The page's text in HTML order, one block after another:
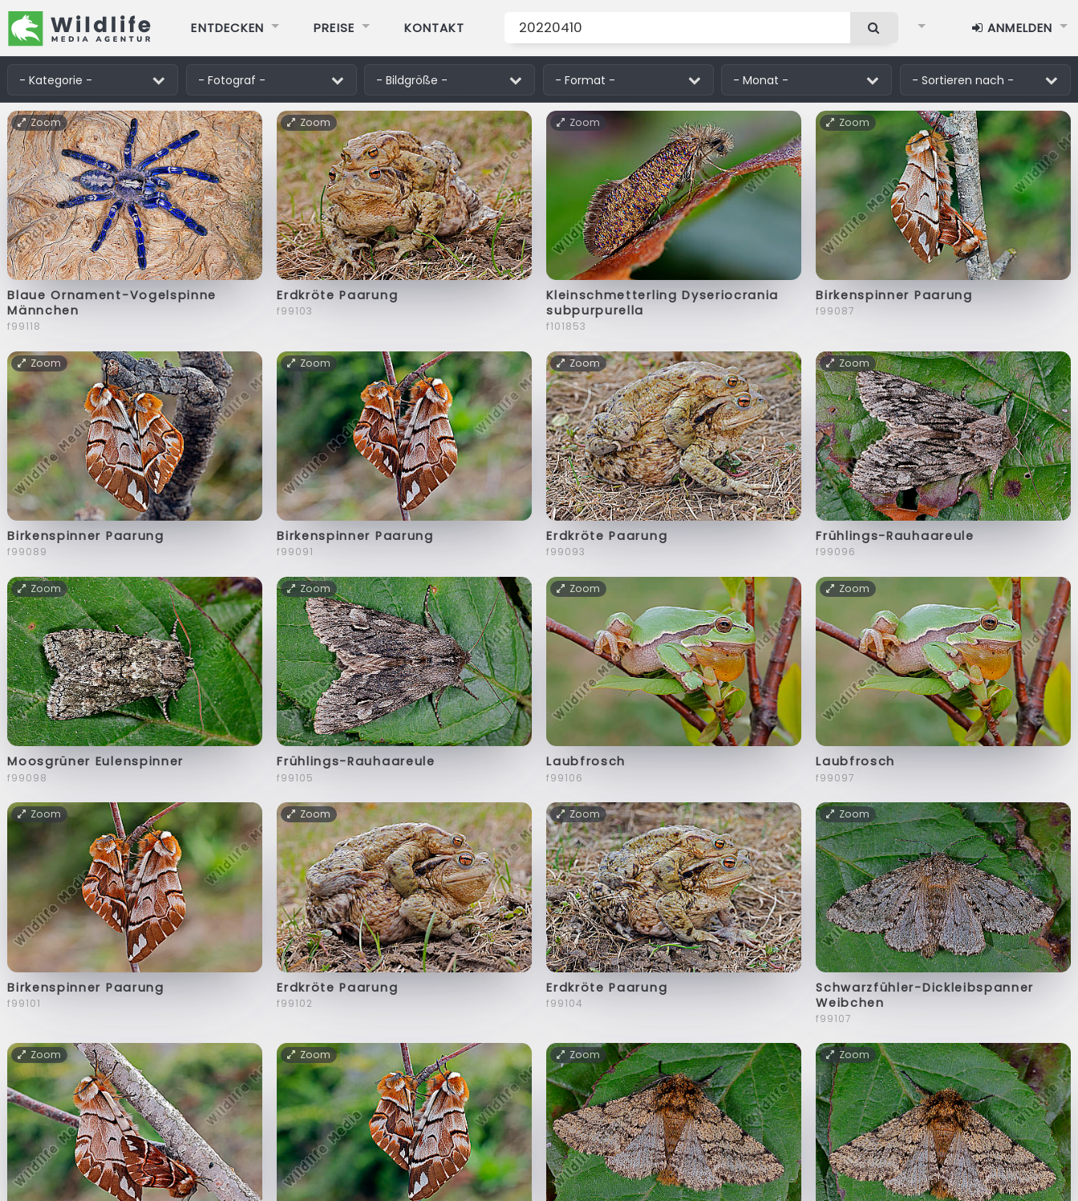
ENTDECKEN PREISE KONTAKT ANMELDEN
Zoom
Blaue Ornament-Vogelspinne
Männchen
f99118
Zoom
Erdkröte Paarung
f99103
Zoom
Kleinschmetterling Dyseriocrania
subpurpurella
f101853
Zoom
Birkenspinner Paarung
f99087
Zoom
Birkenspinner Paarung
f99089
Zoom
Birkenspinner Paarung
f99091
Zoom
Erdkröte Paarung
f99093
Zoom
Frühlings-Rauhaareule
f99096
Zoom
Moosgrüner Eulenspinner
f99098
Zoom
Frühlings-Rauhaareule
f99105
Zoom
Laubfrosch
f99106
Zoom
Laubfrosch
f99097
Zoom
Birkenspinner Paarung
f99101
Zoom
Erdkröte Paarung
f99102
Zoom
Erdkröte Paarung
f99104
Zoom
Schwarzfühler-Dickleibspanner
Weibchen
f99107
Zoom Zoom Zoom Zoom